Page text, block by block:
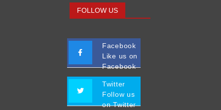
FOLLOW US
Facebook
Like us on
Facebook
Twitter
Follow us
on Twitter